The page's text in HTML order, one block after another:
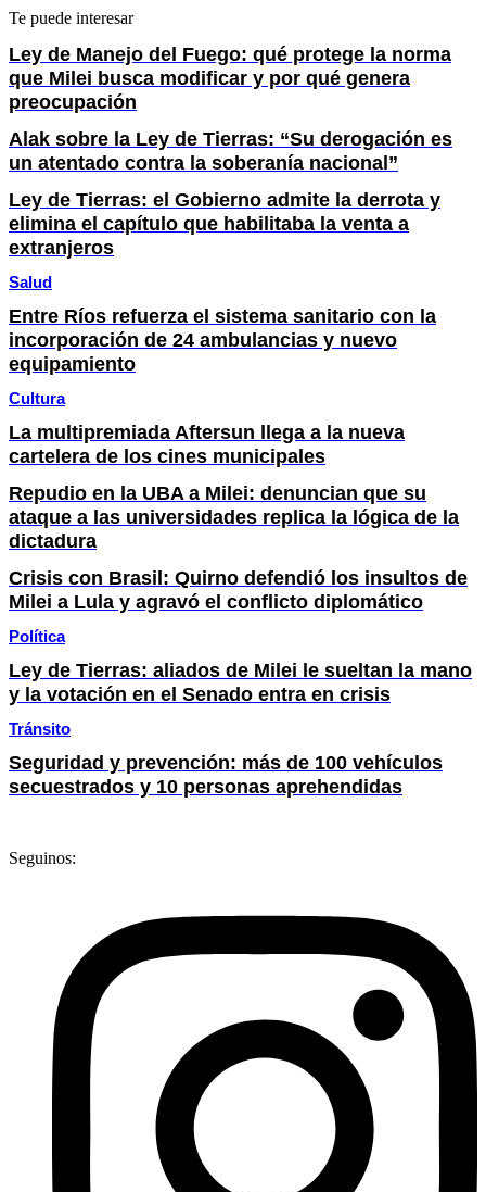
Te puede interesar
Ley de Manejo del Fuego: qué protege la norma
que Milei busca modificar y por qué genera
preocupación
Alak sobre la Ley de Tierras: “Su derogación es
un atentado contra la soberanía nacional”
Ley de Tierras: el Gobierno admite la derrota y
elimina el capítulo que habilitaba la venta a
extranjeros
Salud
Entre Ríos refuerza el sistema sanitario con la
incorporación de 24 ambulancias y nuevo
equipamiento
Cultura
La multipremiada Aftersun llega a la nueva
cartelera de los cines municipales
Repudio en la UBA a Milei: denuncian que su
ataque a las universidades replica la lógica de la
dictadura
Crisis con Brasil: Quirno defendió los insultos de
Milei a Lula y agravó el conflicto diplomático
Política
Ley de Tierras: aliados de Milei le sueltan la mano
y la votación en el Senado entra en crisis
Tránsito
Seguridad y prevención: más de 100 vehículos
secuestrados y 10 personas aprehendidas
Seguinos: